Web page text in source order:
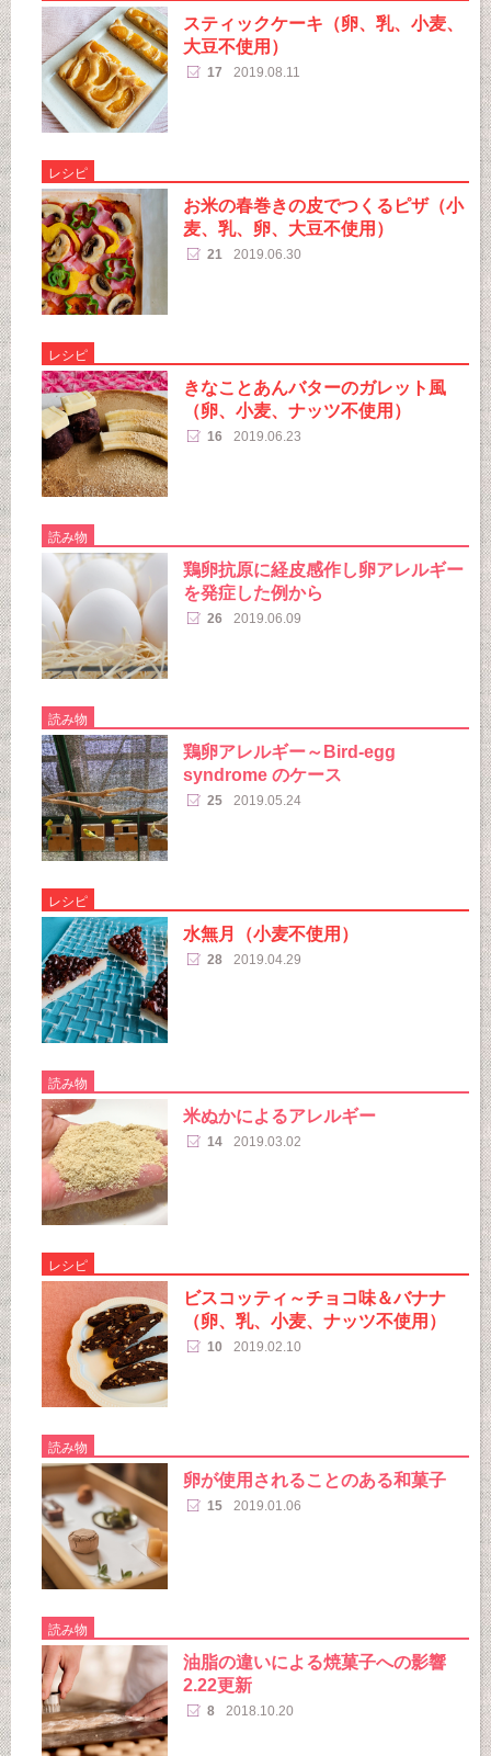
スティックケーキ（卵、乳、小麦、
大豆不使用）
17 2019.08.11
レシピ
お米の春巻きの皮でつくるピザ（小
麦、乳、卵、大豆不使用）
21 2019.06.30
レシピ
きなことあんバターのガレット風
（卵、小麦、ナッツ不使用）
16 2019.06.23
読み物
鶏卵抗原に経皮感作し卵アレルギー
を発症した例から
26 2019.06.09
読み物
鶏卵アレルギー～Bird-egg
syndrome のケース
25 2019.05.24
レシピ
水無月（小麦不使用）
28 2019.04.29
読み物
米ぬかによるアレルギー
14 2019.03.02
レシピ
ビスコッティ～チョコ味＆バナナ
（卵、乳、小麦、ナッツ不使用）
10 2019.02.10
読み物
卵が使用されることのある和菓子
15 2019.01.06
読み物
油脂の違いによる焼菓子への影響
2.22更新
8 2018.10.20